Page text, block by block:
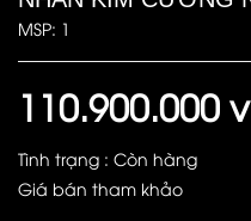
MSP: 1
110.900.000
Tình trạng : Còn hàng
Giá bán tham khảo